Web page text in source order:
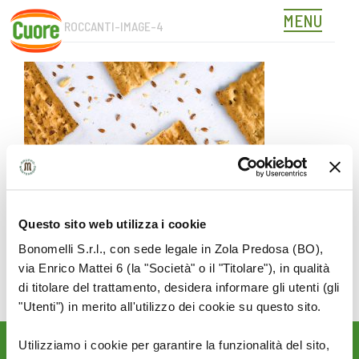
Questo sito web utilizza i cookie
Bonomelli S.r.l., con sede legale in Zola Predosa (BO),
via Enrico Mattei 6 (la "Società" o il "Titolare"), in qualità
di titolare del trattamento, desidera informare gli utenti (gli
"Utenti") in merito all'utilizzo dei cookie su questo sito.
Utilizziamo i cookie per garantire la funzionalità del sito,
Skip
content
MENU
FETTECROCCANTI-IMAGE-4